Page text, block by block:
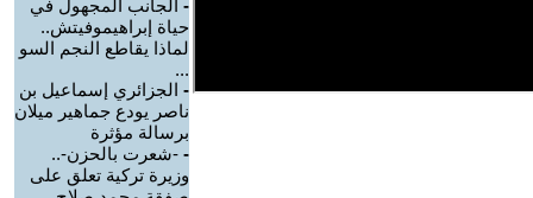
- الجانب المجهول في
حياة إبراهيموفيتش..
لماذا يقاطع النجم السو
...
- الجزائري إسماعيل بن
ناصر يودع جماهير ميلان
برسالة مؤثرة
- -شعرت بالحزن-..
وزيرة تركية تعلق على